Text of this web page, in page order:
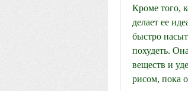
Кроме того,
делает ее
быстро
похудеть.
веществ и
рисом, пока